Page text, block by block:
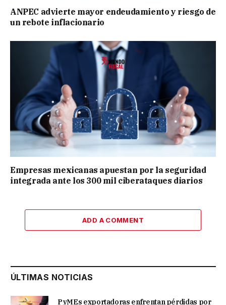
ANPEC advierte mayor endeudamiento y riesgo de
un rebote inflacionario
Empresas mexicanas apuestan por la seguridad
integrada ante los 300 mil ciberataques diarios
ADD A COMMENT
ÚLTIMAS NOTICIAS
PyMEs exportadoras enfrentan pérdidas por